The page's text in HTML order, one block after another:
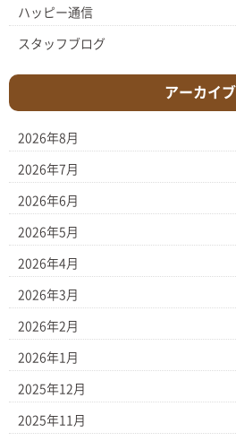
ハッピー通信
スタッフブログ
アーカイブ
2026年8月
2026年7月
2026年6月
2026年5月
2026年4月
2026年3月
2026年2月
2026年1月
2025年12月
2025年11月